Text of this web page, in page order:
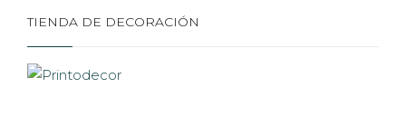
TIENDA DE DECORACIÓN